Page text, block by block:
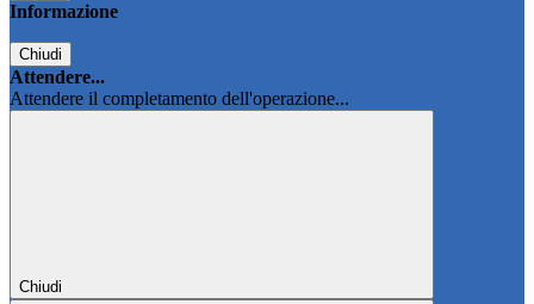
Informazione
Chiudi
Attendere...
Attendere il completamento dell'operazione...
Chiudi